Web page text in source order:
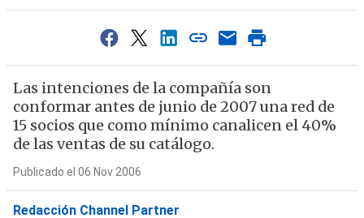
Las intenciones de la compañía son
conformar antes de junio de 2007 una red de
15 socios que como mínimo canalicen el 40%
de las ventas de su catálogo.
Publicado el 06 Nov 2006
Redacción Channel Partner